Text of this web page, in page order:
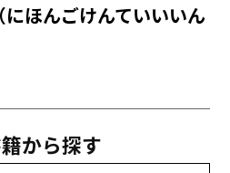
ほんごけんていいいん
から探す